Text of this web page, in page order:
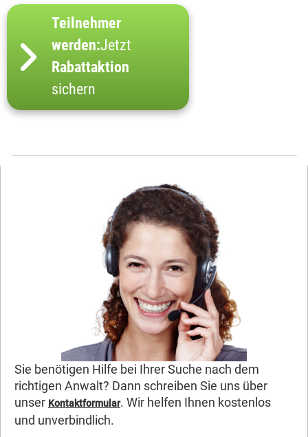
Teilnehmer
werden:Jetzt
Rabattaktion
sichern
Sie benötigen Hilfe bei Ihrer Suche nach dem
richtigen Anwalt? Dann schreiben Sie uns über
unser Kontaktformular. Wir helfen Ihnen kostenlos
und unverbindlich.